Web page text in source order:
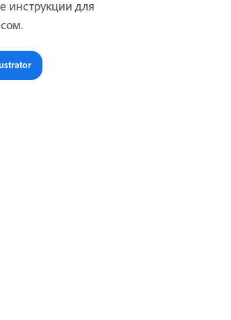
инструкции для